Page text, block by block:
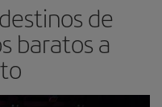
de
baratos a